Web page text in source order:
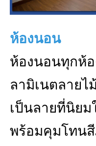
ห้องนอน
ห้องนอนทุกห้อ
ลามิเนตลายไ
เป็นลายที่นิย
พร้อมคุมโทน